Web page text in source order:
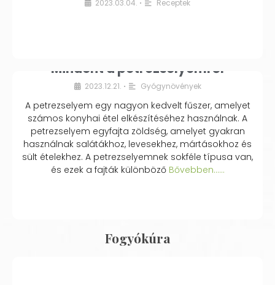
2023.03.04. • Receptek
Mindent a petrezselyemről
2023.12.21. • Gyógynövények
A petrezselyem egy nagyon kedvelt fűszer, amelyet
számos konyhai étel elkészítéséhez használnak. A
petrezselyem egyfajta zöldség, amelyet gyakran
használnak salátákhoz, levesekhez, mártásokhoz és
sült ételekhez. A petrezselyemnek sokféle típusa van,
és ezek a fajták különbözőBővebben...…
Fogyókúra